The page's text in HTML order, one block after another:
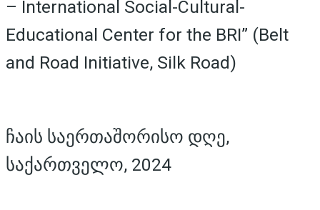
– International Social-Cultural-
Educational Center for the BRI” (Belt
and Road Initiative, Silk Road)
ჩაის საერთაშორისო დღე,
საქართველო, 2024